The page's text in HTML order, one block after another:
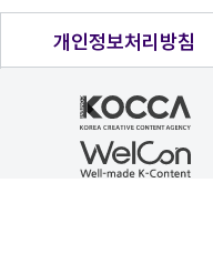
개인정보처리방침